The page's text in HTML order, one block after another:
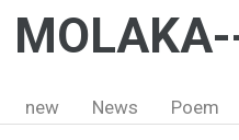
new News Poem